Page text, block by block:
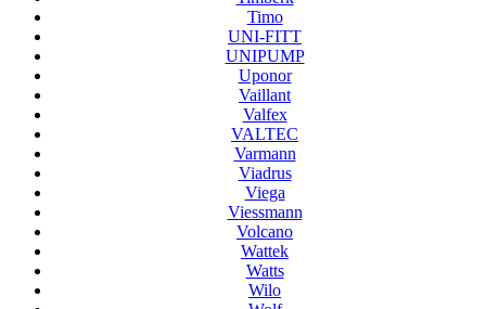
Timo
UNI-FITT
UNIPUMP
Uponor
Vaillant
Valfex
VALTEC
Varmann
Viadrus
Viega
Viessmann
Volcano
Wattek
Watts
Wilo